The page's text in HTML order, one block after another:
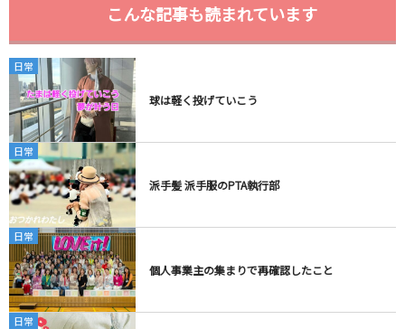
こんな記事も読まれています
日常
球は軽く投げていこう
日常
派手髪 派手服のPTA執行部
日常
個人事業主の集まりで再確認したこと
日常